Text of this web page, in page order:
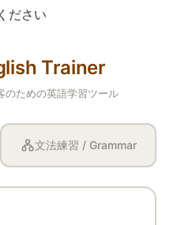
ださい
Trainer
のための英語学習ツール
文法練習 / Grammar